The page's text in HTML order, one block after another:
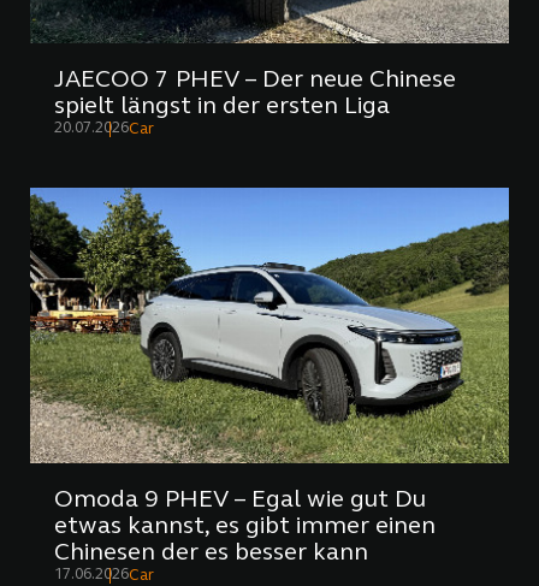
JAECOO 7 PHEV – Der neue Chinese
spielt längst in der ersten Liga
20.07.2026Car
Omoda 9 PHEV – Egal wie gut Du
etwas kannst, es gibt immer einen
Chinesen der es besser kann
17.06.2026Car